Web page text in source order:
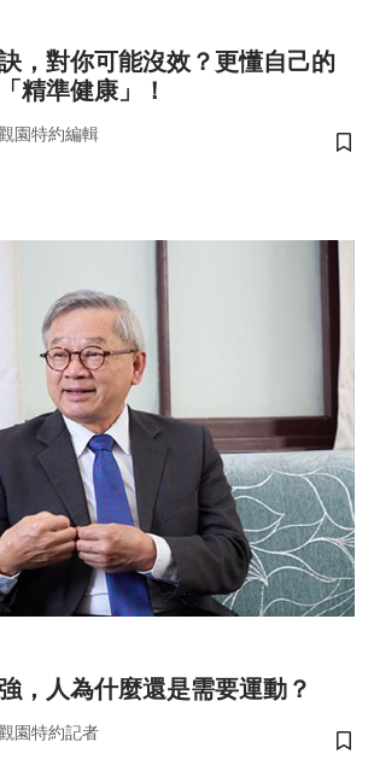
，對你可能沒效？更懂自己的
精準健康」！
園特約編輯
儲
，人為什麼還是需要運動？
園特約記者
儲